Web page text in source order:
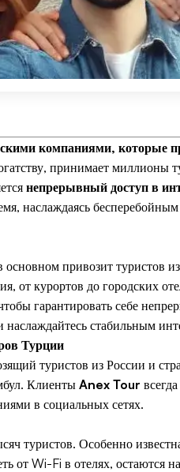
компаниями, которые
принимает
непрерывный доступ в
наслаждаясь
в основном привозит
от курортов до городских
гарантировать себе
наслаждайтесь стабильным
Турции
туристов из России и
КлиентыAnex Tour
в социальных сетях.
туристов. Особенно
от Wi-Fi в отелях, остаются